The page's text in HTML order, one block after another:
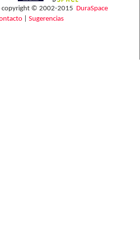
copyright © 2002-2015 DuraSpace
| Sugerencias